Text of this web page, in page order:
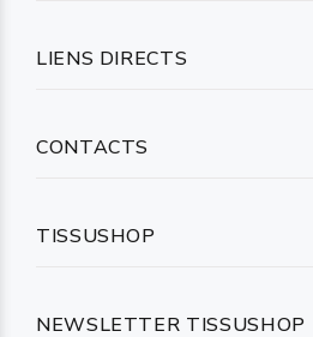
NEWSLETTER TISSUSHOP
LIENS DIRECTS
CONTACTS
TISSUSHOP